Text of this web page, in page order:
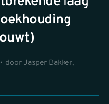
door Jasper Bakker,